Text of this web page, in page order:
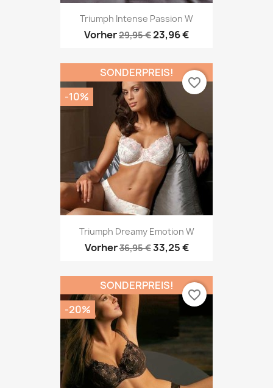
Triumph Intense Passion W
Vorher29,95 €23,96 €
Triumph Dreamy Emotion W
Vorher36,95 €33,25 €
SONDERPREIS!
-10%
favorite_border
SONDERPREIS!
-20%
favorite_border